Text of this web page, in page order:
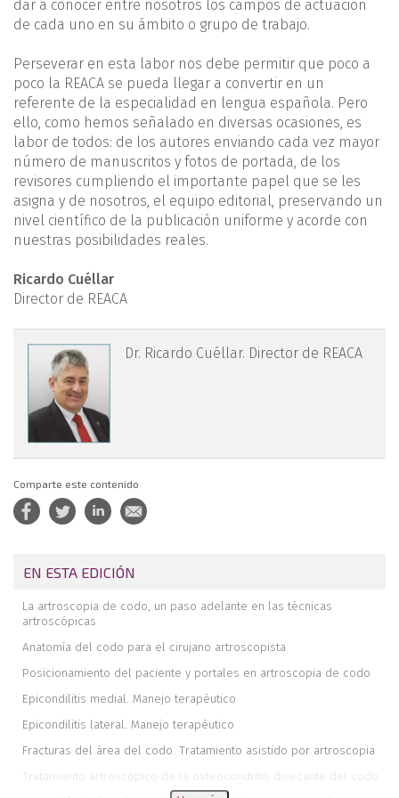
dar a conocer entre nosotros los campos de actuación
de cada uno en su ámbito o grupo de trabajo.
Perseverar en esta labor nos debe permitir que poco a
poco la REACA se pueda llegar a convertir en un
referente de la especialidad en lengua española. Pero
ello, como hemos señalado en diversas ocasiones, es
labor de todos: de los autores enviando cada vez mayor
número de manuscritos y fotos de portada, de los
revisores cumpliendo el importante papel que se les
asigna y de nosotros, el equipo editorial, preservando un
nivel científico de la publicación uniforme y acorde con
nuestras posibilidades reales.
Ricardo Cuéllar
Director de REACA
r-cuellar.pngDr. Ricardo Cuéllar. Director de REACA
Comparte este contenido
EN ESTA EDICIÓN
La artroscopia de codo, un paso adelante en las técnicas
artroscópicas
Anatomía del codo para el cirujano artroscopista
Posicionamiento del paciente y portales en artroscopia de codo
Epicondilitis medial. Manejo terapéutico
Epicondilitis lateral. Manejo terapéutico
Fracturas del área del codo. Tratamiento asistido por artroscopia
Tratamiento artroscópico de la osteocondritis disecante del codo